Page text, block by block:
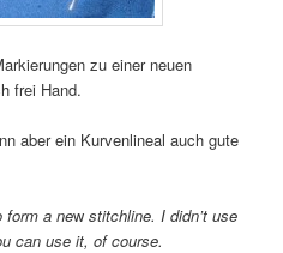
zu einer neuen
frei Hand.
aber ein Kurvenlineal auch gute
form a newstitchline. I didn’t use
can use it, of course.